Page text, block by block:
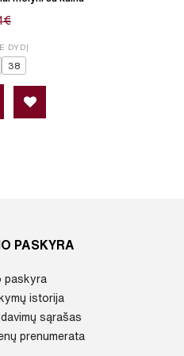
DYDĮ
38
PASKYRA
paskyra
istorija
sąrašas
prenumerata